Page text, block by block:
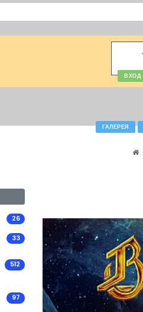
ВХОД
ГАЛЕРЕЯ
26
33
512
97